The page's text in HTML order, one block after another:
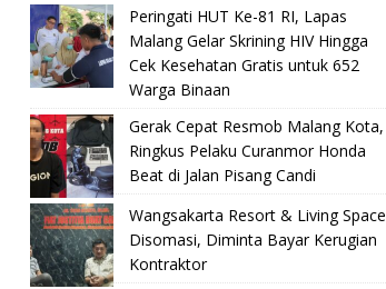
Peringati HUT Ke-81 RI, Lapas
Malang Gelar Skrining HIV Hingga
Cek Kesehatan Gratis untuk 652
Warga Binaan
Gerak Cepat Resmob Malang Kota,
Ringkus Pelaku Curanmor Honda
Beat di Jalan Pisang Candi
Wangsakarta Resort & Living Space
Disomasi, Diminta Bayar Kerugian
Kontraktor